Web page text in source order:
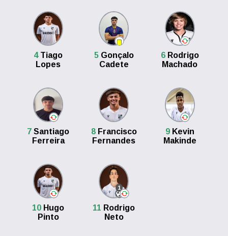
4Tiago
Lopes
5Gonçalo
Cadete
6Rodrigo
Machado
7 Santiago
Ferreira
8Francisco
Fernandes
9Kevin
Makinde
10 Hugo
Pinto
1
11 Rodrigo
Neto